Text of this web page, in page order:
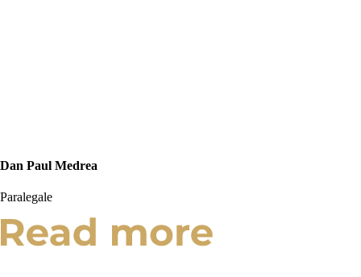
Dan Paul Medrea
Paralegale